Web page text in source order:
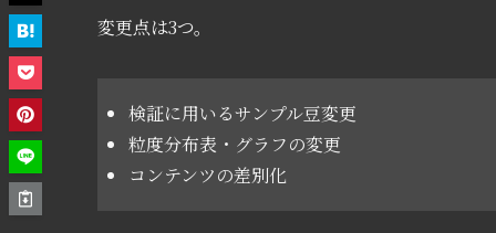
変更点は3つ。
検証に用いるサンプル豆変更
粒度分布表・グラフの変更
コンテンツの差別化